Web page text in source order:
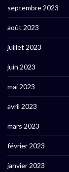
septembre 2023
août 2023
juillet 2023
juin 2023
mai 2023
avril 2023
mars 2023
février 2023
janvier 2023